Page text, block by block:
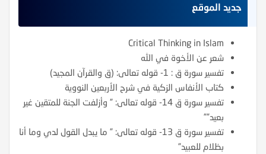
جديد الموقع
Critical Thinking in Islam
شعر عن الأخوة في الله
تفسير سورة ق : 1- قوله تعالى: (ق والقرآن المجيد)
كتاب الأنفاس الزكية في شرح الأربعين النووية
تفسير سورة ق 14- قوله تعالى: ” وأزلفت الجنة للمتقين غير
بعيد””
تفسير سورة ق 13- قوله تعالى: ” ما يبدل القول لدي وما أنا
بظلام للعبيد”